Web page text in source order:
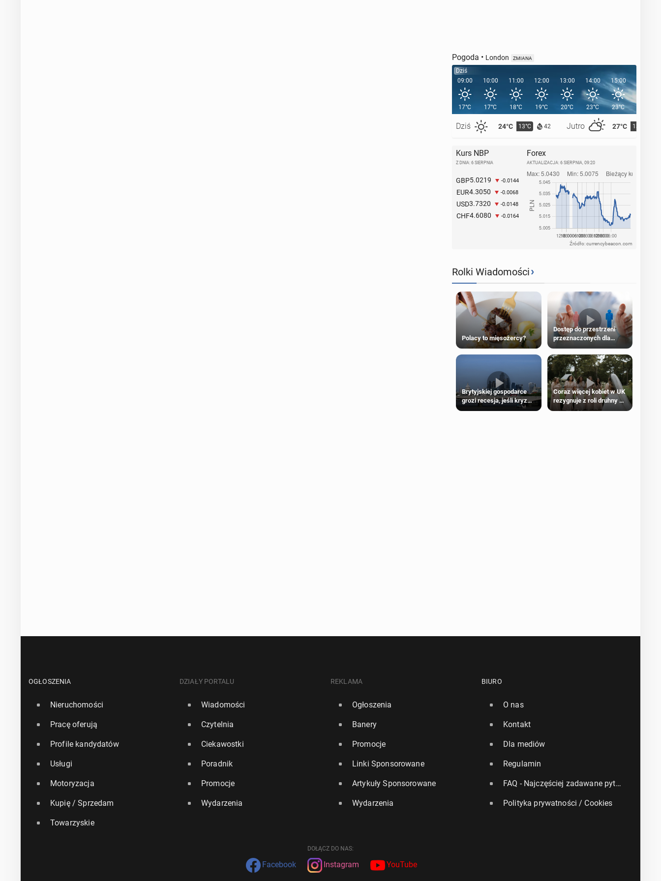
Pogoda • London ZMIANA
Dziś
09:00
17°C
Dziś 24°C 13°C 42 Jutro 27°C 13°C
10:00
17°C
11:00
18°C
12:00
19°C
13:00
20°C
14:00
23°C
15:00
23°C
16:00
Kurs NBP
Z DNIA: 6 SIERPNIA
GBP5.0219 -0.0144
EUR4.3050 -0.0068
USD3.7320 -0.0148
CHF4.6080 -0.0164
Forex
AKTUALIZACJA: 6 SIERPNIA, 09:20
Źródło: currencybeacon.com
Rolki Wiadomości›
Polacy to mięsożercy?
Dostęp do przestrzeni
przeznaczonych dla
wyłącznie na płci
biologicznej
Brytyjskiej gospodarce
grozi recesja, jeśli kryzys
na Bliskim Wschodzie się
Coraz więcej kobiet w UK
rezygnuje z roli druhny na
ślubie
OGŁOSZENIA
Nieruchomości
Pracę oferują
Profile kandydatów
Usługi
Motoryzacja
Kupię / Sprzedam
Towarzyskie
DZIAŁY PORTALU
Wiadomości
Czytelnia
Ciekawostki
Poradnik
Promocje
Wydarzenia
REKLAMA
Ogłoszenia
Banery
Promocje
Linki Sponsorowane
Artykuły Sponsorowane
Wydarzenia
BIURO
O nas
Kontakt
Dla mediów
Regulamin
FAQ - Najczęściej zadawane pytania
Polityka prywatności / Cookies
DOŁĄCZ DO NAS:
Facebook Instagram YouTube